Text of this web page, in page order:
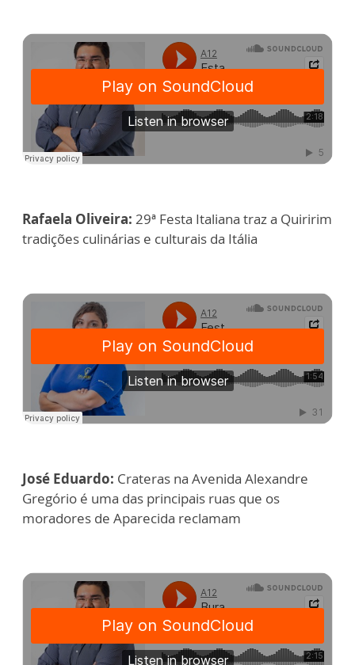
Rafaela Oliveira: 29ª Festa Italiana traz a Quiririm
tradições culinárias e culturais da Itália
José Eduardo: Crateras na Avenida Alexandre
Gregório é uma das principais ruas que os
moradores de Aparecida reclamam